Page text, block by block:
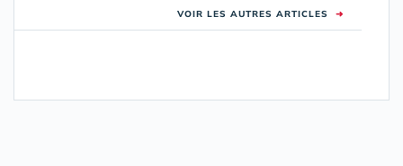
VOIR LES AUTRES ARTICLES ➜